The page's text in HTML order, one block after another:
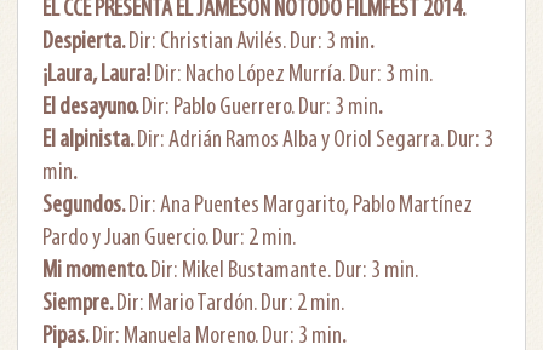
EL CCE PRESENTA EL JAMESON NOTODO FILMFEST 2014.
Despierta.Dir: Christian Avilés. Dur: 3 min.
¡Laura, Laura! Dir: Nacho López Murría. Dur: 3 min.
El desayuno.Dir: Pablo Guerrero. Dur: 3 min.
El alpinista.Dir: Adrián Ramos Alba y Oriol Segarra. Dur: 3
min.
Segundos.Dir: Ana Puentes Margarito, Pablo Martínez
Pardo y Juan Guercio. Dur: 2 min.
Mi momento.Dir: Mikel Bustamante. Dur: 3 min.
Siempre.Dir: Mario Tardón. Dur: 2 min.
Pipas.Dir: Manuela Moreno. Dur: 3 min.